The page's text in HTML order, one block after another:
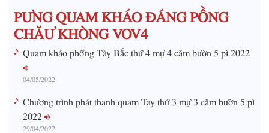
e
PƯNG QUAM KHÁO ĐÁNG PỒNG
CHĂƯ KHÒNG VOV4
Quam kháo phổng Tày Bắc thứ 4 mự 4 căm bườn 5 pì 2022
04/05/2022
Chương trình phát thanh quam Tay thứ 3 mự 3 căm bườn 5 pì
2022
29/04/2022